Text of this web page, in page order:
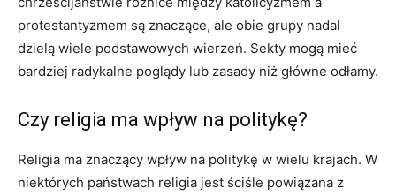
protestantyzmem są znaczące, ale obie grupy nadal
dzielą wiele podstawowych wierzeń. Sekty mogą mieć
bardziej radykalne poglądy lub zasady niż główne odłamy.
Czy religia ma wpływ na politykę?
Religia ma znaczący wpływ na politykę w wielu krajach. W
niektórych państwach religia jest ściśle powiązana z